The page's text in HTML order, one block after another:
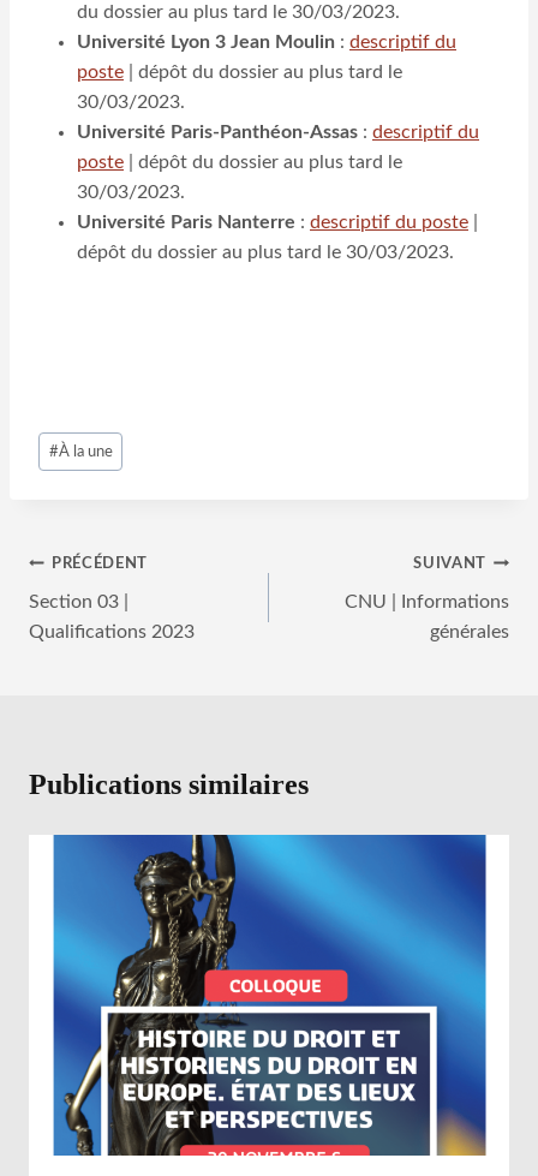
du dossier au plus tard le 30/03/2023.
Université Lyon 3 Jean Moulin : descriptif du
poste | dépôt du dossier au plus tard le
30/03/2023.
Université Paris-Panthéon-Assas : descriptif du
poste | dépôt du dossier au plus tard le
30/03/2023.
Université Paris Nanterre : descriptif du poste
dépôt du dossier au plus tard le 30/03/2023.
Étiquettes
de
#À la une
Navigation
de
PRÉCÉDENT
Section 03 |
Qualifications 2023
SUIVANT
CNU | Informations
générales
Publications similaires